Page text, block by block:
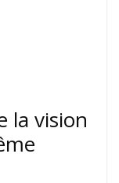
la vision